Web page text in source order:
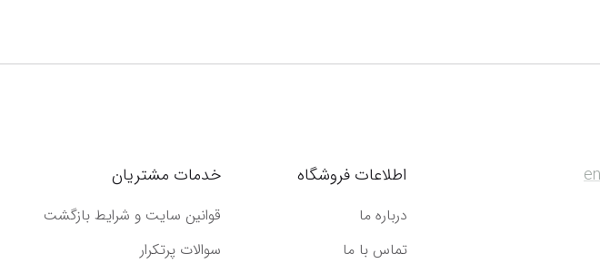
اطلاعات فروشگاه
درباره ما
تماس با ما
خدمات مشتریان
قوانین سایت و شرایط بازگشت
سوالات پرتکرار